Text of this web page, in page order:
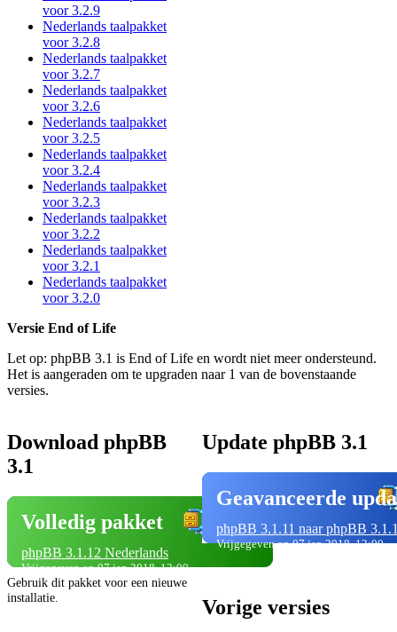
voor 3.2.9
Nederlands taalpakket
voor 3.2.8
Nederlands taalpakket
voor 3.2.7
Nederlands taalpakket
voor 3.2.6
Nederlands taalpakket
voor 3.2.5
Nederlands taalpakket
voor 3.2.4
Nederlands taalpakket
voor 3.2.3
Nederlands taalpakket
voor 3.2.2
Nederlands taalpakket
voor 3.2.1
Nederlands taalpakket
voor 3.2.0
Versie End of Life
Let op: phpBB 3.1 is End of Life en wordt niet meer ondersteund.
Het is aangeraden om te upgraden naar 1 van de bovenstaande
versies.
Download phpBB
3.1
Volledig pakket
phpBB 3.1.12 Nederlands
Vrijgegeven op 07 jan 2018, 12:00
Gebruik dit pakket voor een nieuwe
installatie.
Update phpBB 3.1
Geavanceerde
phpBB 3.1.11 naar phpBB
Vrijgegeven op 07 jan 2018, 12:00
Vorige versies